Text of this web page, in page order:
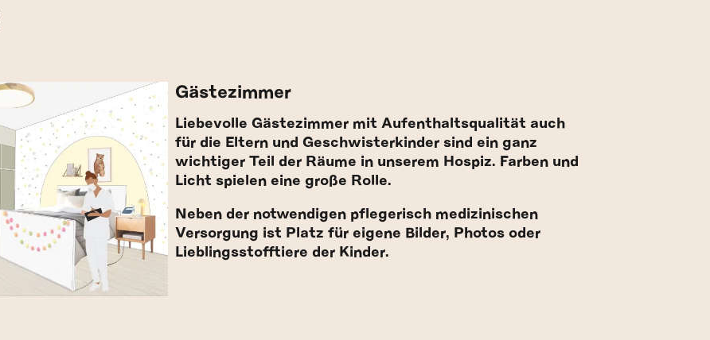
Gästezimmer
Liebevolle Gästezimmer mit Aufenthaltsqualität auch
für die Eltern und Geschwisterkinder sind ein ganz
wichtiger Teil der Räume in unserem Hospiz. Farben und
Licht spielen eine große Rolle.
Neben der notwendigen pflegerisch medizinischen
Versorgung ist Platz für eigene Bilder, Photos oder
Lieblingsstofftiere der Kinder.